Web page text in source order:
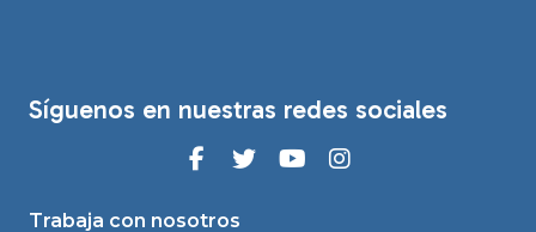
Síguenos en nuestras redes sociales
Trabaja con nosotros